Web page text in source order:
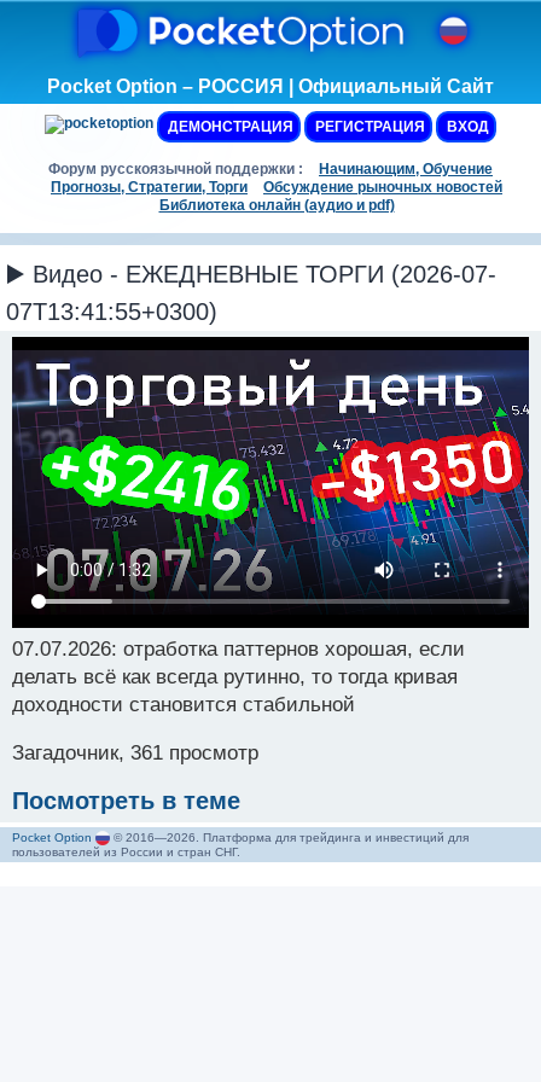
Pocket Option – РОССИЯ | Официальный Сайт
ДЕМОНСТРАЦИЯ РЕГИСТРАЦИЯ ВХОД
Форум русскоязычной поддержки :
Начинающим, Обучение
Прогнозы, Стратегии, Торги
Обсуждение рыночных новостей
Библиотека онлайн (аудио и pdf)
▶️ Видео - ЕЖЕДНЕВНЫЕ ТОРГИ (2026-07-
07T13:41:55+0300)
07.07.2026: отработка паттернов хорошая, если
делать всё как всегда рутинно, то тогда кривая
доходности становится стабильной
Загадочник, 361 просмотр
Посмотреть в теме
Pocket Option
© 2016—2026. Платформа для трейдинга и инвестиций для
пользователей из России и стран СНГ.